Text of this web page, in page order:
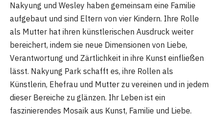
Nakyung und Wesley haben gemeinsam eine Familie
aufgebaut und sind Eltern von vier Kindern. Ihre Rolle
als Mutter hat ihren künstlerischen Ausdruck weiter
bereichert, indem sie neue Dimensionen von Liebe,
Verantwortung und Zärtlichkeit in ihre Kunst einfließen
lässt. Nakyung Park schafft es, ihre Rollen als
Künstlerin, Ehefrau und Mutter zu vereinen und in jedem
dieser Bereiche zu glänzen. Ihr Leben ist ein
faszinierendes Mosaik aus Kunst, Familie und Liebe.